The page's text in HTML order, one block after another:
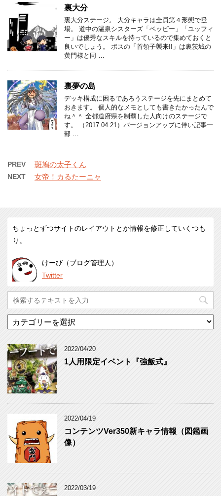
裏大分
裏大分ステージ。 大分キャラは全員第４形態で登
場。 道中の温泉シスターズ「ベッピー」「ユッフィ
ー」は優秀なスキルを持っているので集めておくと
良いでしょう。 ボスの「首領子襲来!!」は裏茨城の
黄門様と同 …
裏夢の島
デッキ構成に困るであろうステージを先にまとめて
おきます。 個人的なメモとしても書きたかったんで
ね＾＾ 全都道府県を制覇した人向けのステージで
す。 （2017.04.21）バージョンアップに伴い記事一
部 …
PREV 斑鳩の太子くん
NEXT 女帝！カるたーニャ
ちょっとずつサイトのレイアウトとか情報を修正していくつも
り。
けーび（ブログ管理人）
Twitter
テ
リ
ー
2022/04/20
1人用限定イベント『強飯式』
2022/04/19
コンテンツVer350新キャラ情報（図鑑画
像）
2022/03/19